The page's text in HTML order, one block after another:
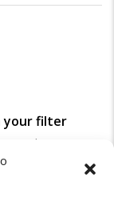
your filter